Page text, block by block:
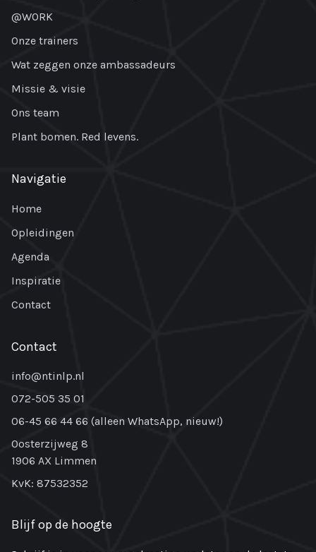
@WORK
Onze trainers
Wat zeggen onze ambassadeurs
Missie & visie
Ons team
Plant bomen. Red levens.
Navigatie
Home
Opleidingen
Agenda
Inspiratie
Contact
Contact
info@ntinlp.nl
072-505 35 01
06-45 66 44 66 (alleen WhatsApp, nieuw!)
Oosterzijweg 8
1906 AX Limmen
KvK: 87532352
Blijf op de hoogte